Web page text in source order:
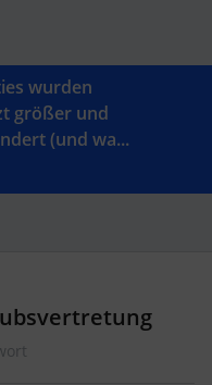
wurden
größer und
(und wa...